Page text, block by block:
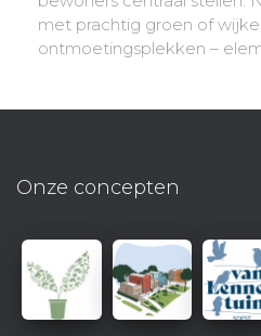
met prachtig groen of
ontmoetingsplekken –
Onze concepten